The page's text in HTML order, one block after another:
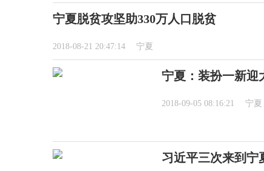
宁夏脱贫攻坚助330万人口脱贫
2018-08-21 20:47:14 宁夏
宁夏：装扮一新迎
2018-09-05 08:16:21 宁夏
习近平三次来到宁